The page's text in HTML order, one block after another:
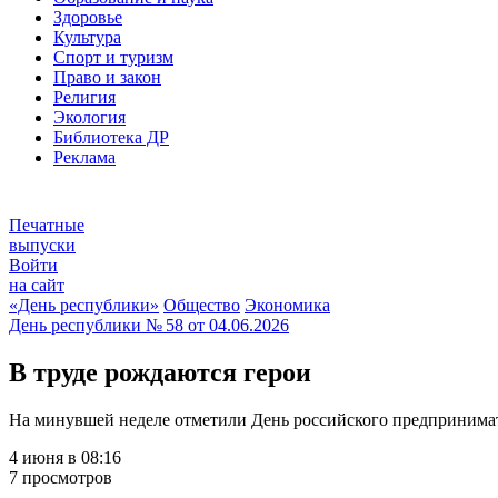
Здоровье
Культура
Спорт и туризм
Право и закон
Религия
Экология
Библиотека ДР
Реклама
Печатные
выпуски
Войти
на сайт
«День республики» Общество Экономика
День республики № 58 от 04.06.2026
В труде рождаются герои
На минувшей неделе отметили День российского
4 июня в 08:16
7 просмотров